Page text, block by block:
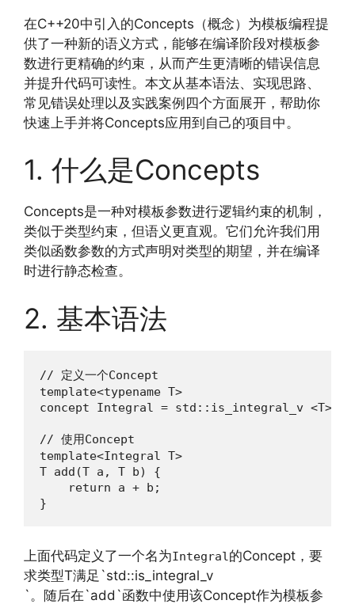
在C++20中引入的Concepts（概念）为模板编程提
供了一种新的语义方式，能够在编译阶段对模板参
数进行更精确的约束，从而产生更清晰的错误信息
并提升代码可读性。本文从基本语法、实现思路、
常见错误处理以及实践案例四个方面展开，帮助你
快速上手并将Concepts应用到自己的项目中。
1. 什么是Concepts
Concepts是一种对模板参数进行逻辑约束的机制，
类似于类型约束，但语义更直观。它们允许我们用
类似函数参数的方式声明对类型的期望，并在编译
时进行静态检查。
2. 基本语法
// 定义一个Concept
template<typename T>
concept Integral = std::is_integral_v <T>;
// 使用Concept
template<Integral T>
T add(T a, T b) {
    return a + b;
}
上面代码定义了一个名为Integral的Concept，要
求类型T满足`std::is_integral_v
`。随后在`add`函数中使用该Concept作为模板参